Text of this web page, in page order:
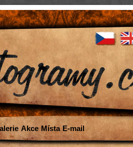
Akce Místa E-mail